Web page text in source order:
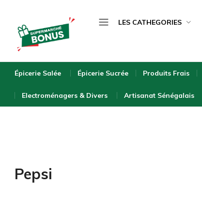
supermarche.com
LES CATHEGORIES
Épicerie Sucrée
Produits Frais
Produits Surgelés
Épicerie Salée Épicerie Sucrée Produits Frais
Electroménagers & Divers Artisanat Sénégalais
Pepsi